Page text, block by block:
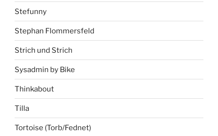
Stefunny
Stephan Flommersfeld
Strich und Strich
Sysadmin by Bike
Thinkabout
Tilla
Tortoise (Torb/Fednet)